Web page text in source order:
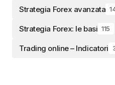
Strategia Forex avanzata
Strategia Forex: le basi 115
Trading online – Indicatori